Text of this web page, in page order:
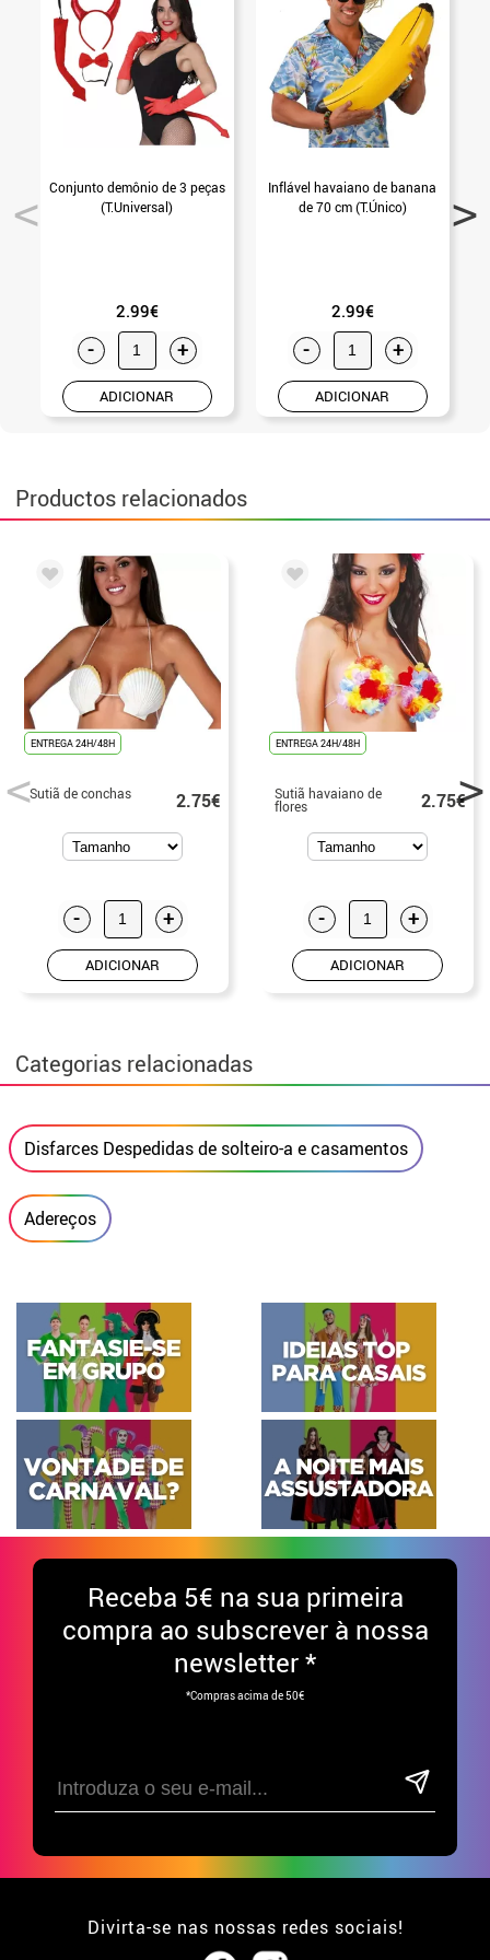
Conjunto demônio de 3 peças
(T.Universal)
2.99€
- +
ADICIONAR
Inflável havaiano de banana
de 70 cm (T.Único)
2.99€
- +
ADICIONAR
Productos relacionados
ENTREGA 24H/48H
Sutiã de conchas 2.75€
- +
ADICIONAR
ENTREGA 24H/48H
Sutiã havaiano de
flores 2.75€
- +
ADICIONAR
Categorias relacionadas
Disfarces Despedidas de solteiro-a e casamentos
Adereços
Receba 5€ na sua primeira
compra ao subscrever à nossa
newsletter *
*Compras acima de 50€
Divirta-se nas nossas redes sociais!